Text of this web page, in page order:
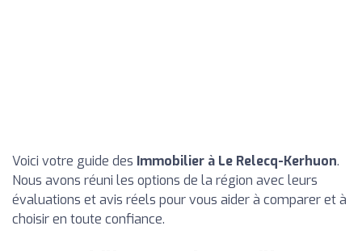
Voici votre guide des Immobilier à Le Relecq-Kerhuon.
Nous avons réuni les options de la région avec leurs
évaluations et avis réels pour vous aider à comparer et à
choisir en toute confiance.